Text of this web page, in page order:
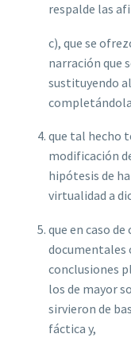
respalde las
c), que se
narración que
sustituyendo
que tal hecho
modif‌icación
hipótesis de
virtualidad a
que en caso
documentales
conclusiones
los de mayor
sirvieron de
fáctica y,